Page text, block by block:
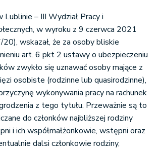
Lublinie – III Wydział Pracy i
w wyroku z 9 czerwca 2021
wskazał, że za osoby bliskie
art. 6 pkt 2 ustawy o ubezpieczeniu
zwykło się uznawać osoby mające z
osobiste (rodzinne lub quasirodzinne),
wykonywania pracy na rachunek
z tego tytułu. Przeważnie są to
do członków najbliższej rodziny
i ich współmałżonkowie, wstępni oraz
dalsi członkowie rodziny,